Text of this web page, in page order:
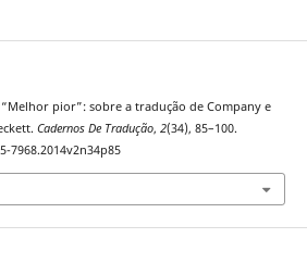
“Melhor pior”: sobre a tradução de Company e
Cadernos De Tradução, 2(34), 85–100.